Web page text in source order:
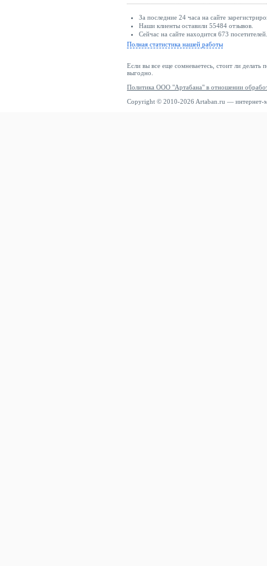
За последние 24 часа на сайте
Наши клиенты оставили 55484 отзывов.
Сейчас на сайте находится 673 посетителей.
Полная статистика нашей работы
Если вы все еще сомневаетесь, стоит ли делать
выгодно.
Политика ООО "Артабана" в отношении
Copyright © 2010-2026 Artaban.ru — интернет-